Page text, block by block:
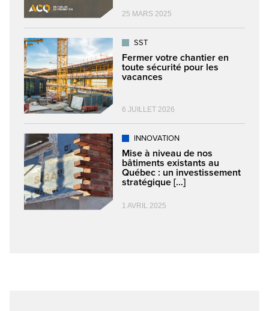
25 MARS 2025
SST
Fermer votre chantier en
toute sécurité pour les
vacances
6 JUILLET 2026
INNOVATION
Mise à niveau de nos
bâtiments existants au
Québec : un investissement
stratégique [...]
1 AVRIL 2025